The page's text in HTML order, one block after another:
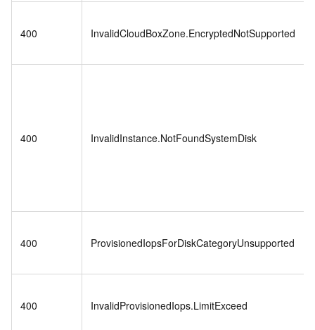
400 InvalidCloudBoxZone.EncryptedNotSupported
400 InvalidInstance.NotFoundSystemDisk
400 ProvisionedIopsForDiskCategoryUnsupported
400 InvalidProvisionedIops.LimitExceed